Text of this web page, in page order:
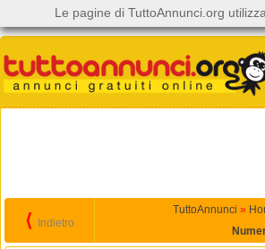
⟨ Indietro
TuttoAnnunci »
Le pagine di TuttoAnnunci.org